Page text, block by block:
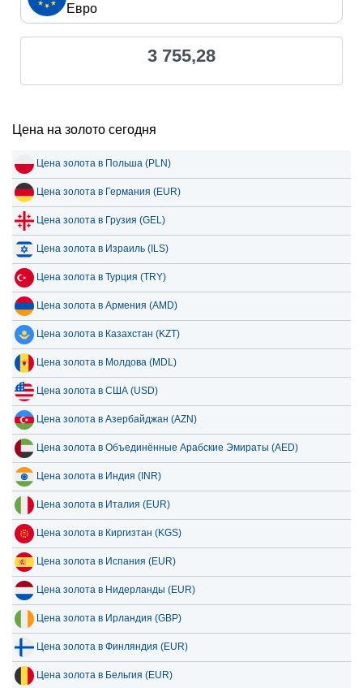
Евро
3 755,28
Цена на золото сегодня
Цена золота в Польша (PLN)
Цена золота в Германия (EUR)
Цена золота в Грузия (GEL)
Цена золота в Израиль (ILS)
Цена золота в Турция (TRY)
Цена золота в Армения (AMD)
Цена золота в Казахстан (KZT)
Цена золота в Молдова (MDL)
Цена золота в США (USD)
Цена золота в Азербайджан (AZN)
Цена золота в Объединённые Арабские Эмираты (AED)
Цена золота в Индия (INR)
Цена золота в Италия (EUR)
Цена золота в Киргизтан (KGS)
Цена золота в Испания (EUR)
Цена золота в Нидерланды (EUR)
Цена золота в Ирландия (GBP)
Цена золота в Финляндия (EUR)
Цена золота в Бельгия (EUR)